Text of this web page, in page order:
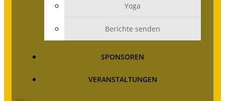
Yoga
Berichte senden
SPONSOREN
VERANSTALTUNGEN